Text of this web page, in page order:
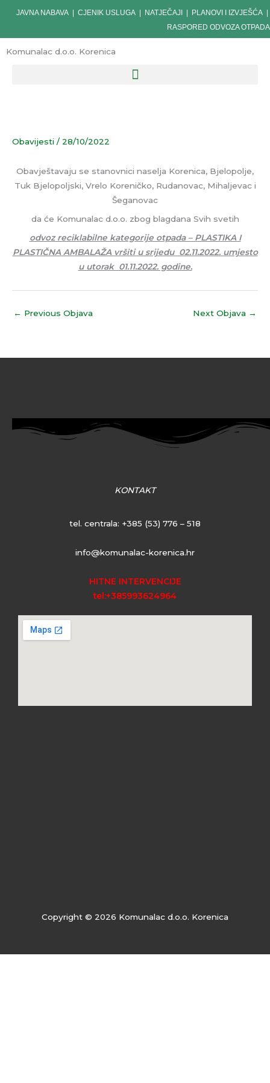
JAVNA NABAVA CJENIK USLUGA NATJEČAJI PLANOVI I IZVJEŠĆA
RASPORED ODVOZA OTPADA
Komunalac d.o.o. Korenica
Obavijesti / 28/10/2022
Obavještavaju se stanovnici naselja Korenica, Bjelopolje,
Tuk Bjelopoljski, Vrelo Koreničko, Rudanovac, Mihaljevac i
Šeganovac
da će Komunalac d.o.o. zbog blagdana Svih svetih
odvoz reciklabilne kategorije otpada – PLASTIKA I
PLASTIČNA AMBALAŽA vršiti u srijedu 02.11.2022. umjesto
u utorak 01.11.2022. godine.
← Previous Objava Next Objava →
KONTAKT
tel. centrala: +385 (53) 776 – 518
info@komunalac-korenica.hr
HITNE INTERVENCIJE
tel:+385993624964
Copyright © 2026 Komunalac d.o.o. Korenica